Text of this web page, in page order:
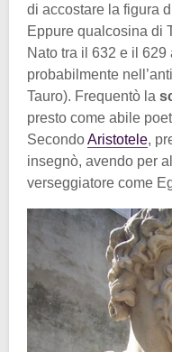
di accostare la figura
Eppure qualcosina di
Nato tra il 632 e il 629
probabilmente
Tauro). Frequentò la
presto come abile
SecondoAristotele,
insegnò, avendo per
verseggiatore come